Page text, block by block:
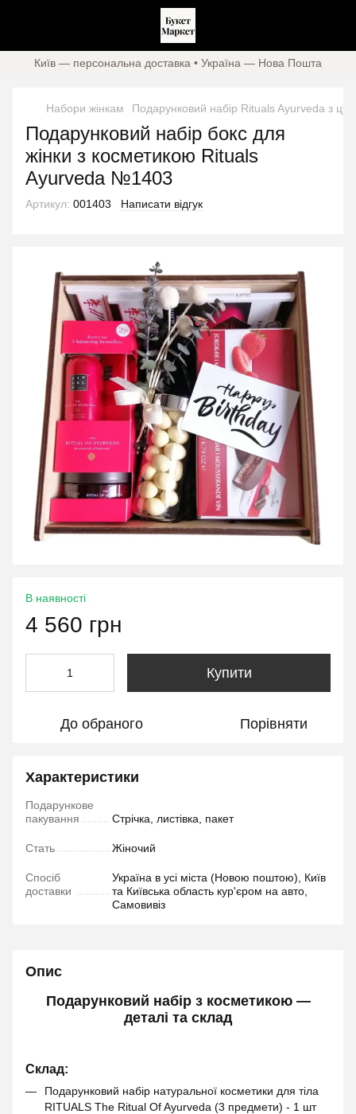
Київ — персональна доставка • Україна — Нова Пошта
Набори жінкам Подарунковий набір Rituals Ayurveda з
Подарунковий набір бокс для
жінки з косметикою Rituals
Ayurveda №1403
Артикул: 001403 Написати відгук
В наявності
4 560 грн
Купити
До обраного Порівняти
Характеристики
Подарункове
пакування
Стрічка, листівка, пакет
Стать Жіночий
Спосіб
доставки
Україна в усі міста (Новою поштою), Київ
та Київська область кур'єром на авто,
Самовивіз
Опис
Подарунковий набір з косметикою —
деталі та склад
Склад:
Подарунковий набір натуральної косметики для тіла
RITUALS The Ritual Of Ayurveda (3 предмети) - 1 шт